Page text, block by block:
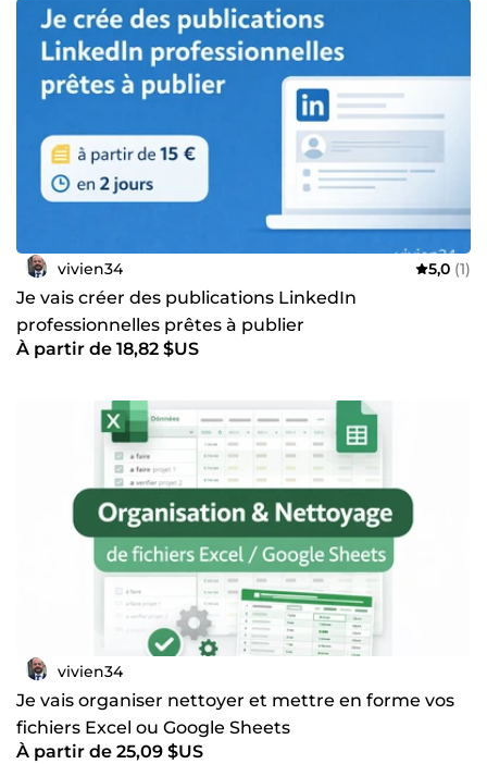
vivien34 5,0 (1)
Je vais créer des publications LinkedIn
professionnelles prêtes à publier
À partir de 18,82 $US
vivien34
Je vais organiser nettoyer et mettre en forme vos
fichiers Excel ou Google Sheets
À partir de 25,09 $US